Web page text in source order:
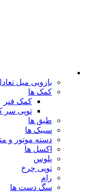
بازویی میل
کمک ها
کمک فنر
توپی سر
طبق ها
سیبک ها
دسته موتور و
اکسل ها
پلوس
توپی چرخ
رام
سگ دست ها